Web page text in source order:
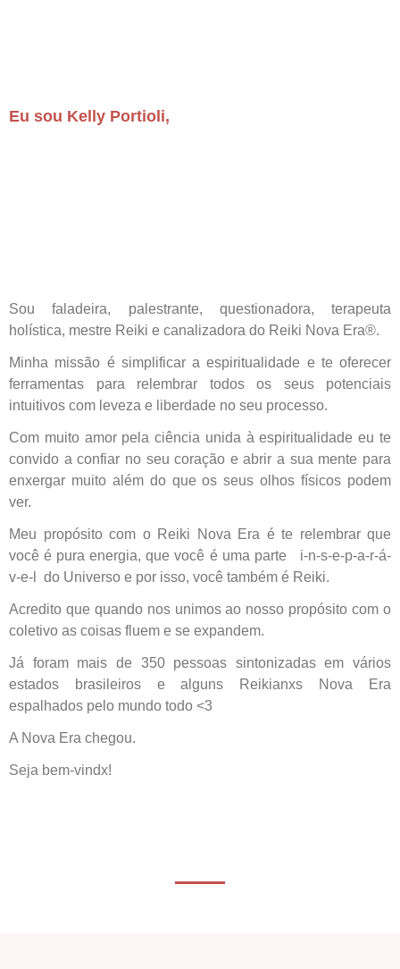
Eu sou Kelly Portioli,
Sou faladeira, palestrante, questionadora, terapeuta
holística, mestre Reiki e canalizadora do Reiki Nova Era®.
Minha missão é simplificar a espiritualidade e te oferecer
ferramentas para relembrar todos os seus potenciais
intuitivos com leveza e liberdade no seu processo.
Com muito amor pela ciência unida à espiritualidade eu te
convido a confiar no seu coração e abrir a sua mente para
enxergar muito além do que os seus olhos físicos podem
ver.
Meu propósito com o Reiki Nova Era é te relembrar que
você é pura energia, que você é uma parte i-n-s-e-p-a-r-á-
v-e-l do Universo e por isso, você também é Reiki.
Acredito que quando nos unimos ao nosso propósito com o
coletivo as coisas fluem e se expandem.
Já foram mais de 350 pessoas sintonizadas em vários
estados brasileiros e alguns Reikianxs Nova Era
espalhados pelo mundo todo <3
A Nova Era chegou.
Seja bem-vindx!